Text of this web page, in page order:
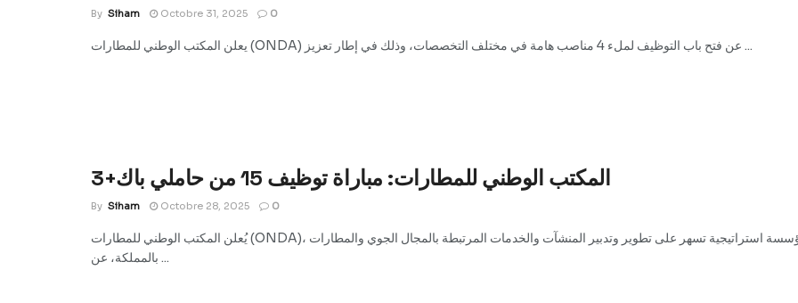
By Siham Octobre 31, 2025 0
يعلن المكتب الوطني للمطارات (ONDA) عن فتح باب التوظيف لملء 4 مناصب هامة في مختلف التخصصات، وذلك في إطار تعزيز ...
المكتب الوطني للمطارات: مباراة توظيف 15 من حاملي باك+3
By Siham Octobre 28, 2025 0
يُعلن المكتب الوطني للمطارات (ONDA)، باعتباره مؤسسة استراتيجية تسهر على تطوير وتدبير المنشآت والخدمات المرتبطة بالمجال الجوي والمطارات
بالمملكة، عن ...